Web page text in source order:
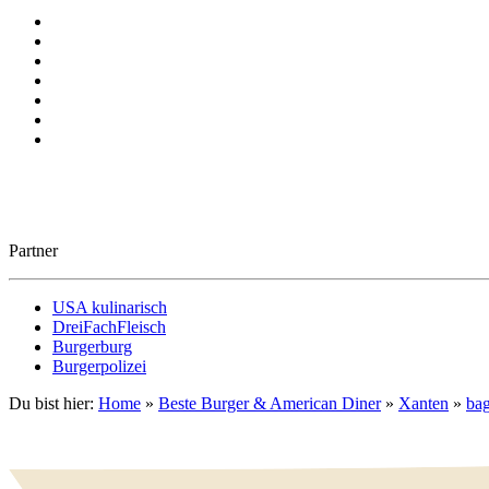
Partner
USA kulinarisch
DreiFachFleisch
Burgerburg
Burgerpolizei
Du bist hier: Home » Beste Burger & American Diner» Xanten »